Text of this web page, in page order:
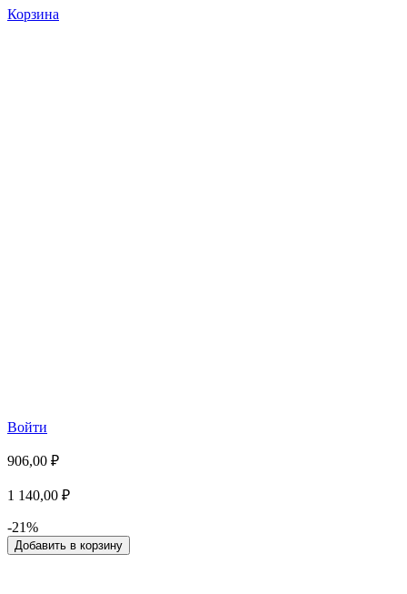
Корзина
Войти
906,00 ₽
1 140,00 ₽
-21%
Добавить в корзину